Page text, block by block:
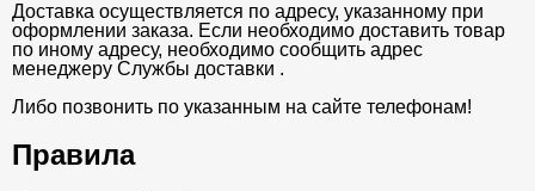
Доставка осуществляется по адресу, указанному при
оформлении заказа. Если необходимо доставить товар
по иному адресу, необходимо сообщить адрес
менеджеру Службы доставки .
Либо позвонить по указанным на сайте телефонам!
Правила